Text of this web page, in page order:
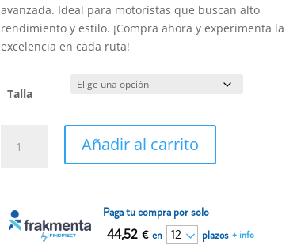
avanzada. Ideal para motoristas que buscan alto
rendimiento y estilo. ¡Compra ahora y experimenta la
excelencia en cada ruta!
Talla
Shark
CARBON
Añadir al carrito
Paga tu compra por solo
44,52 € en plazos + info